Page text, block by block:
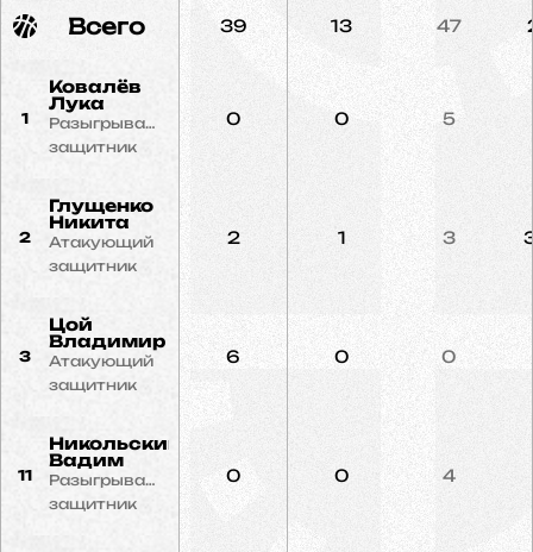
Всего 39 13 47
1
Ковалёв
Лука
Разыгрывающий
защитник
0 0 5
2
Глущенко
Никита
Атакующий
защитник
2 1 3
3
Цой
Владимир
Атакующий
защитник
6 0 0
11
Никольский
Вадим
Разыгрывающий
защитник
0 0 4